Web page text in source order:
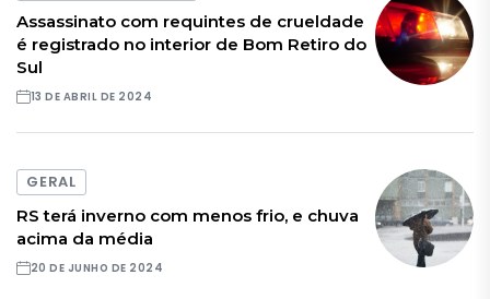
Assassinato com requintes de crueldade
é registrado no interior de Bom Retiro do
Sul
13 DE ABRIL DE 2024
GERAL
RS terá inverno com menos frio, e chuva
acima da média
20 DE JUNHO DE 2024